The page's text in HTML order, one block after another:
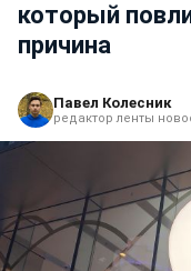
который
причина
Павел Колесник
редактор ленты